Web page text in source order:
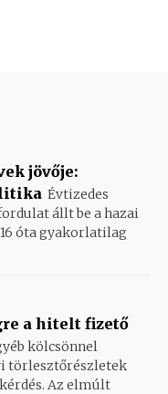
jövője:
Évtizedes
állt be a hazai
óta gyakorlatilag
a hitelt fizető
kölcsönnel
törlesztőrészletek
Az elmúlt